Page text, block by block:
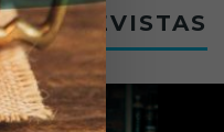
ENTREVISTAS